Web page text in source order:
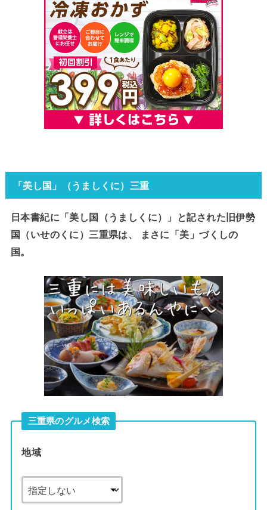
「美し国」（うましくに）三重
日本書紀に「美し国（うましくに）」と記された旧伊勢
国（いせのくに）三重県は、 まさに「美」づくしの
国。
三重県のグルメ検索
地域